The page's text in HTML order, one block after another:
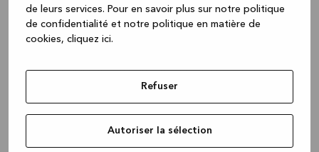
de leurs services. Pour en savoir plus sur notre politique
de confidentialité et notre politique en matière de
cookies, cliquez ici.
Refuser
Autoriser la sélection
loadingwww.kvik.be (see the browser console for more
information)